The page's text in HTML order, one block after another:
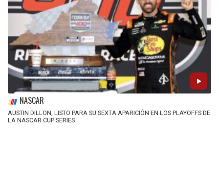
NASCAR
AUSTIN DILLON, LISTO PARA SU SEXTA APARICIÓN EN LOS PLAYOFFS DE
LA NASCAR CUP SERIES